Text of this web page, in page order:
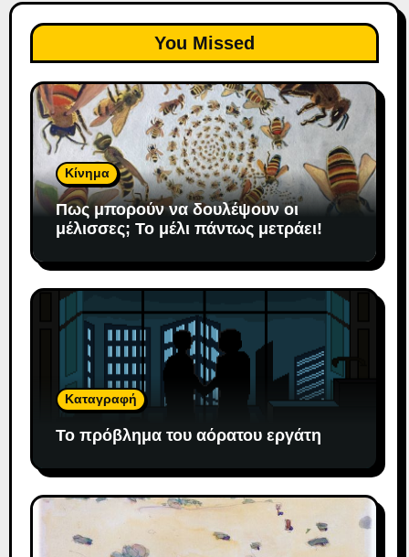
You Missed
Κίνημα
Πως μπορούν να δουλέψουν οι
μέλισσες; To μέλι πάντως μετράει!
Καταγραφή
Το πρόβλημα του αόρατου εργάτη